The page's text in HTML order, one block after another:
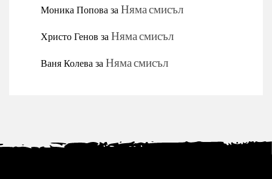
Моника ПоповазаНяма смисъл
Христо ГеновзаНяма смисъл
Ваня КолевазаНяма смисъл